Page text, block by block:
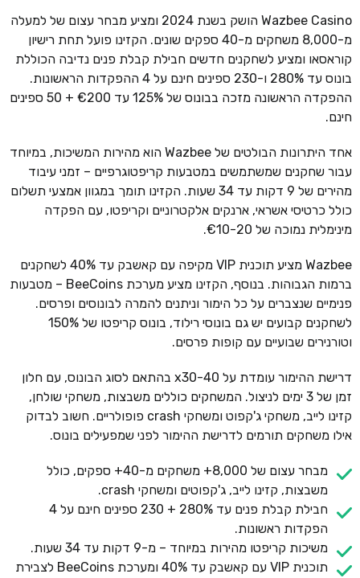
Wazbee Casino הושק בשנת 2024 ומציע מבחר עצום של למעלה
מ-8,000 משחקים מ-40 ספקים שונים. הקזינו פועל תחת רישיון
קוראסאו ומציע לשחקנים חדשים חבילת קבלת פנים נדיבה הכוללת
בונוס עד 280% ו-230 ספינים חינם על 4 ההפקדות הראשונות.
ההפקדה הראשונה מזכה בבונוס של 125% עד €200 + 50 ספינים
חינם.
אחד היתרונות הבולטים של Wazbee הוא מהירות המשיכות, במיוחד
עבור שחקנים שמשתמשים במטבעות קריפטוגרפיים – זמני עיבוד
מהירים של 9 דקות עד 34 שעות. הקזינו תומך במגוון אמצעי תשלום
כולל כרטיסי אשראי, ארנקים אלקטרוניים וקריפטו, עם הפקדה
מינימלית נמוכה של €10-20.
Wazbee מציע תוכנית VIP מקיפה עם קאשבק עד 40% לשחקנים
ברמות הגבוהות. בנוסף, הקזינו מציע מערכת BeeCoins – מטבעות
פנימיים שנצברים על כל הימור וניתנים להמרה לבונוסים ופרסים.
לשחקנים קבועים יש גם בונוסי רילוד, בונוס קריפטו של 150%
וטורנירים שבועיים עם קופות פרסים.
דרישת ההימור עומדת על x30-40 בהתאם לסוג הבונוס, עם חלון
זמן של 3 ימים לניצול. המשחקים כוללים משבצות, משחקי שולחן,
קזינו לייב, משחקי ג'קפוט ומשחקי crash פופולריים. חשוב לבדוק
אילו משחקים תורמים לדרישת ההימור לפני שמפעילים בונוס.
מבחר עצום של 8,000+ משחקים מ-40+ ספקים, כולל
משבצות, קזינו לייב, ג'קפוטים ומשחקי crash.
חבילת קבלת פנים עד 280% + 230 ספינים חינם על 4
הפקדות ראשונות.
משיכות קריפטו מהירות במיוחד – מ-9 דקות עד 34 שעות.
תוכנית VIP עם קאשבק עד 40% ומערכת BeeCoins לצבירת